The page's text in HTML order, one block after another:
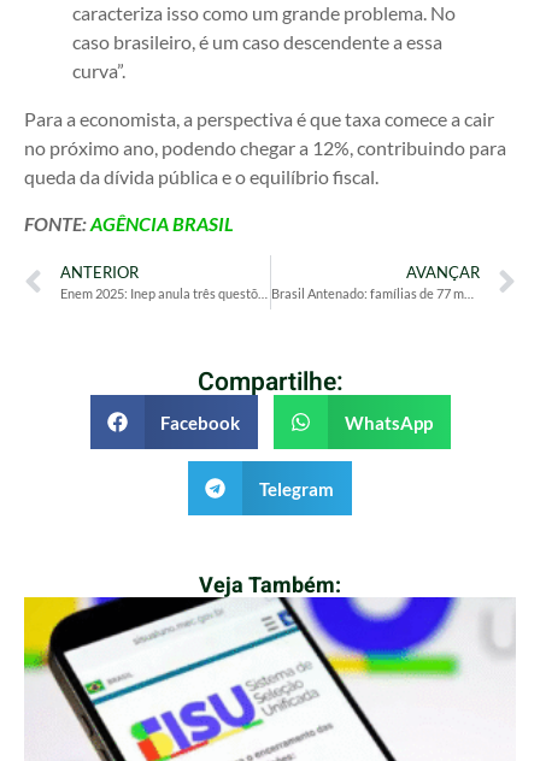
caracteriza isso como um grande problema. No
caso brasileiro, é um caso descendente a essa
curva”.
Para a economista, a perspectiva é que taxa comece a cair
no próximo ano, podendo chegar a 12%, contribuindo para
queda da dívida pública e o equilíbrio fiscal.
FONTE:AGÊNCIA BRASIL
ANTERIOR AVANÇAR
Brasil Antenado: famílias de 77 municípios do Norte e Nordeste podem solicitar antena digital gratuita até 13 dezembro
Compartilhe:
Facebook WhatsApp
Telegram
Veja Também: